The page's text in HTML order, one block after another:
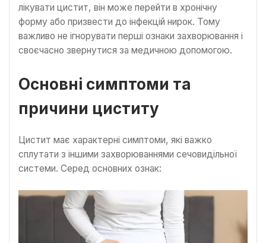
лікувати цистит, він може перейти в хронічну
форму або призвести до інфекцій нирок. Тому
важливо не ігнорувати перші ознаки захворювання і
своєчасно звернутися за медичною допомогою.
Основні симптоми та
причини циститу
Цистит має характерні симптоми, які важко
сплутати з іншими захворюваннями сечовидільної
системи. Серед основних ознак: